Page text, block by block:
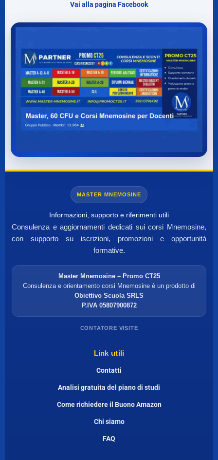
Vai alla pagina Facebook
MASTER MNEMOSINE
Informazioni, supporto e riferimenti utili
Consulenza e aggiornamenti dedicati sui corsi Mnemosine,
con supporto su iscrizioni, promozioni e opportunità
formative.
Master Mnemosine – Promo CT25
Consulenza e orientamento corsi Mnemosine è un prodotto di
Obiettivo Scuola SRLS
P.IVA 05807900872
CONTATORE VISITE
Link utili
Contatti
Analisi gratuita del piano di studi
Come richiedere il Buono Amazon
Chi siamo
FAQ